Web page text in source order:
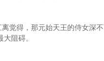
觉得，那元始天王的侍女深
阻碍。